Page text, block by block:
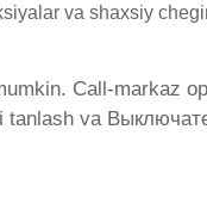
va shaxsiy
Call-markaz
tanlash va